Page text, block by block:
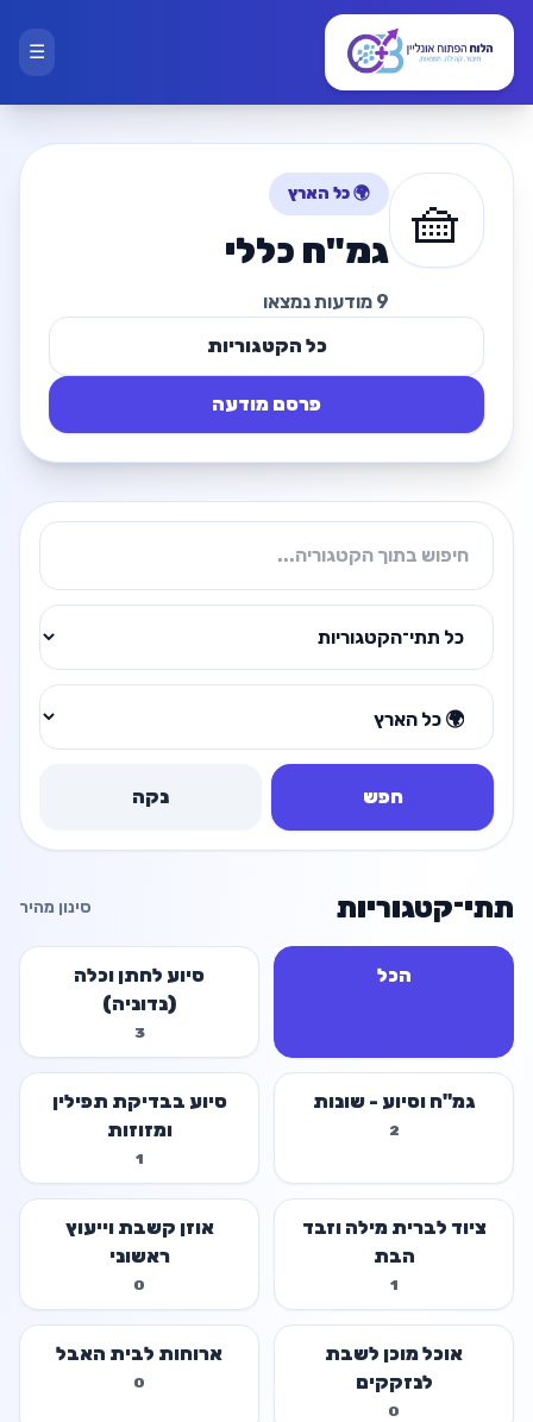
☰
🧺 🌍 כל הארץ
גמ"ח כללי
9 מודעות נמצאו
כל הקטגוריות
פרסם מודעה
חפש נקה
תתי־קטגוריות סינון מהיר
הכל
סיוע לחתן וכלה
(נדוניה)
3
גמ"ח וסיוע - שונות
2
סיוע בבדיקת תפילין
ומזוזות
1
ציוד לברית מילה וזבד
הבת
1
אוזן קשבת וייעוץ
ראשוני
0
אוכל מוכן לשבת
לנזקקים
0
ארוחות לבית האבל
0